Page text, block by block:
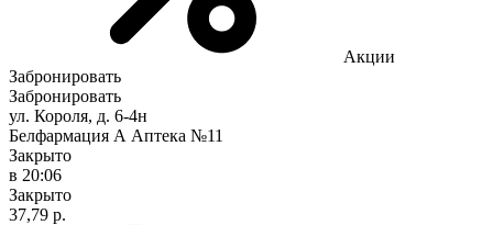
Акции
Забронировать
Забронировать
ул. Короля, д. 6-4н
Белфармация А Аптека №11
Закрыто
в 20:06
Закрыто
37,79 р.